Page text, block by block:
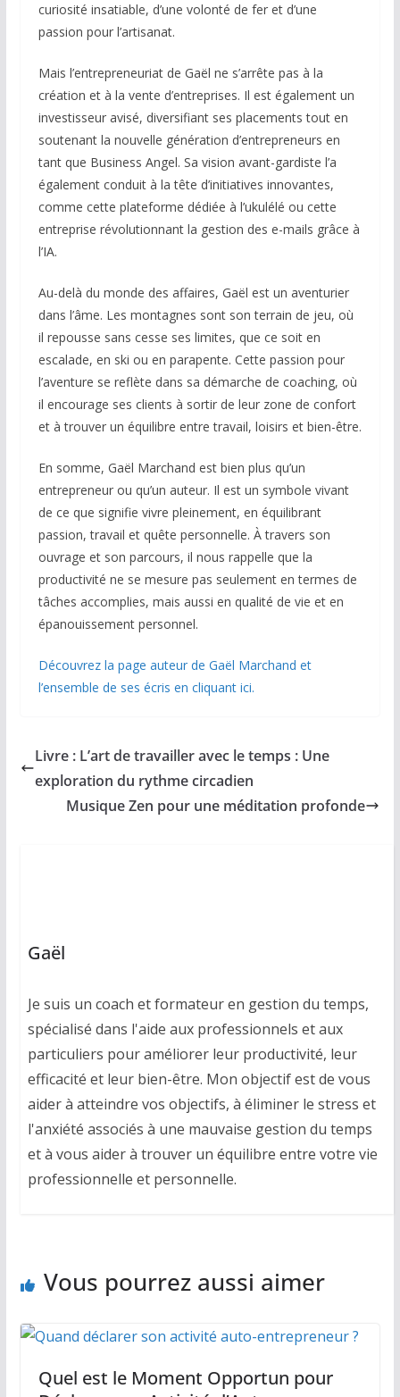
curiosité insatiable, d’une volonté de fer et d’une
passion pour l’artisanat.
Mais l’entrepreneuriat de Gaël ne s’arrête pas à la
création et à la vente d’entreprises. Il est également un
investisseur avisé, diversifiant ses placements tout en
soutenant la nouvelle génération d’entrepreneurs en
tant que Business Angel. Sa vision avant-gardiste l’a
également conduit à la tête d’initiatives innovantes,
comme cette plateforme dédiée à l’ukulélé ou cette
entreprise révolutionnant la gestion des e-mails grâce à
l’IA.
Au-delà du monde des affaires, Gaël est un aventurier
dans l’âme. Les montagnes sont son terrain de jeu, où
il repousse sans cesse ses limites, que ce soit en
escalade, en ski ou en parapente. Cette passion pour
l’aventure se reflète dans sa démarche de coaching, où
il encourage ses clients à sortir de leur zone de confort
et à trouver un équilibre entre travail, loisirs et bien-être.
En somme, Gaël Marchand est bien plus qu’un
entrepreneur ou qu’un auteur. Il est un symbole vivant
de ce que signifie vivre pleinement, en équilibrant
passion, travail et quête personnelle. À travers son
ouvrage et son parcours, il nous rappelle que la
productivité ne se mesure pas seulement en termes de
tâches accomplies, mais aussi en qualité de vie et en
épanouissement personnel.
Découvrez la page auteur de Gaël Marchand et
l’ensemble de ses écris en cliquant ici.
Livre : L’art de travailler avec le temps : Une
exploration du rythme circadien
Musique Zen pour une méditation profonde
Gaël
Je suis un coach et formateur en gestion du temps,
spécialisé dans l'aide aux professionnels et aux
particuliers pour améliorer leur productivité, leur
efficacité et leur bien-être. Mon objectif est de vous
aider à atteindre vos objectifs, à éliminer le stress et
l'anxiété associés à une mauvaise gestion du temps
et à vous aider à trouver un équilibre entre votre vie
professionnelle et personnelle.
Vous pourrez aussi aimer
Quel est le Moment Opportun pour